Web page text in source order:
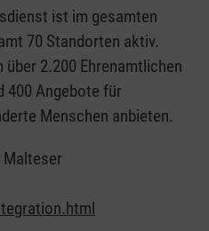
ist im gesamten
70 Standorten aktiv.
2.200 Ehrenamtlichen
400 Angebote für
Menschen anbieten.